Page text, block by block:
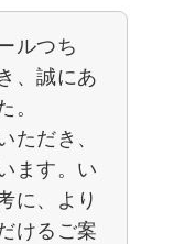
ルつち
、誠にあ
。
ただき、
ます。い
に、より
けるご案